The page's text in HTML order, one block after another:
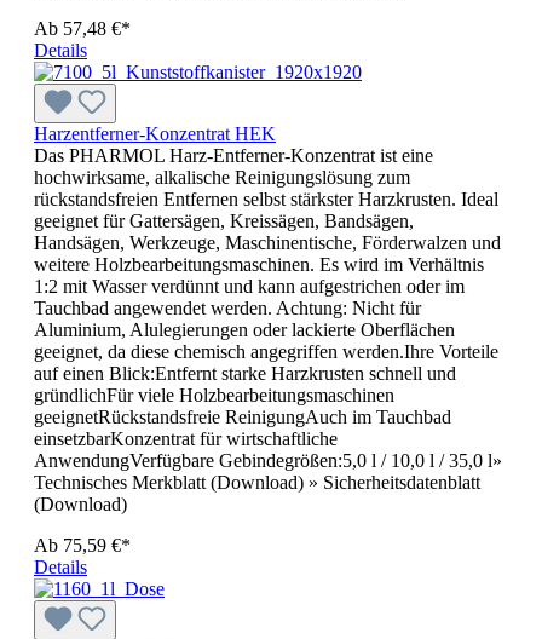
Ab 57,48 €*
Details
Harzentferner-Konzentrat HEK
Das PHARMOL Harz-Entferner-Konzentrat ist eine
hochwirksame, alkalische Reinigungslösung zum
rückstandsfreien Entfernen selbst stärkster Harzkrusten. Ideal
geeignet für Gattersägen, Kreissägen, Bandsägen,
Handsägen, Werkzeuge, Maschinentische, Förderwalzen und
weitere Holzbearbeitungsmaschinen. Es wird im Verhältnis
1:2 mit Wasser verdünnt und kann aufgestrichen oder im
Tauchbad angewendet werden. Achtung: Nicht für
Aluminium, Alulegierungen oder lackierte Oberflächen
geeignet, da diese chemisch angegriffen werden.Ihre Vorteile
auf einen Blick:Entfernt starke Harzkrusten schnell und
gründlichFür viele Holzbearbeitungsmaschinen
geeignetRückstandsfreie ReinigungAuch im Tauchbad
einsetzbarKonzentrat für wirtschaftliche
AnwendungVerfügbare Gebindegrößen:5,0 l / 10,0 l / 35,0 l»
Technisches Merkblatt (Download) » Sicherheitsdatenblatt
(Download)
Ab 75,59 €*
Details